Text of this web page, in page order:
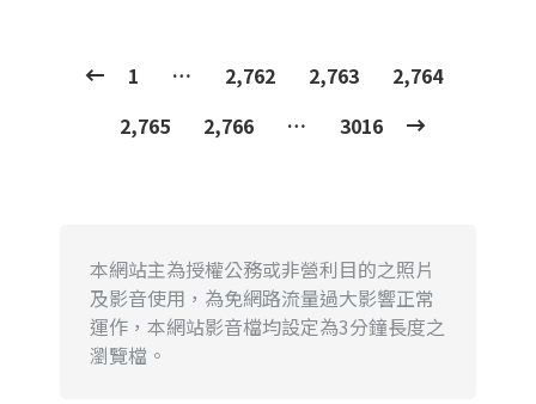
1 … 2,762 2,763
2,764
2,765
2,766 … 3016
本網站主為授權公務或非營利目的之照片
及影音使用，為免網路流量過大影響正常
運作，本網站影音檔均設定為3分鐘長度之
瀏覽檔。